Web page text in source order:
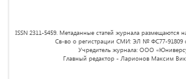
ISSN 2311-5459. Метаданные статей журнала размещаются
Св-во о регистрации СМИ: ЭЛ № ФС77-91809
Учредитель журнала: ООО
Главный редактор - Ларионов Максим